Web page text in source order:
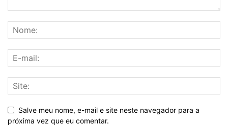
Salve meu nome, e-mail e site neste navegador para a
próxima vez que eu comentar.